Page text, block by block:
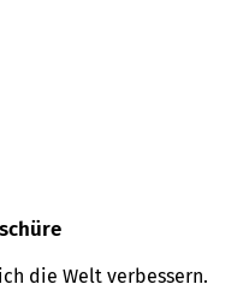
die Welt verbessern.